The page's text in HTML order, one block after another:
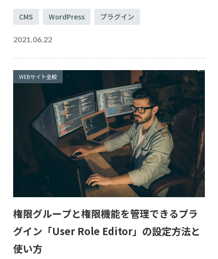
CMS WordPress プラグイン
2021.06.22
WEBサイト全般
権限グループと権限機能を管理できるプラ
グイン「User Role Editor」の設定方法と
使い方